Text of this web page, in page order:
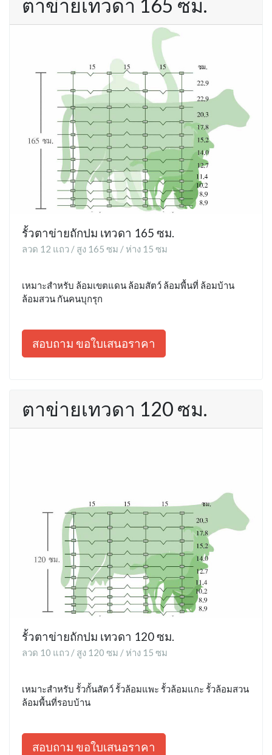
ตาข่ายเทวดา 165 ซม.
รั้วตาข่ายถักปม เทวดา 165 ซม.
ลวด 12 แถว / สูง 165 ซม / ห่าง 15 ซม
เหมาะสำหรับ ล้อมเขตแดน ล้อมสัตว์ ล้อมพื้นที่ ล้อมบ้าน
ล้อมสวน กันคนบุกรุก
สอบถาม ขอใบเสนอราคา
ตาข่ายเทวดา 120 ซม.
รั้วตาข่ายถักปม เทวดา 120 ซม.
ลวด 10 แถว / สูง 120 ซม / ห่าง 15 ซม
เหมาะสำหรับ รั้วกั้นสัตว์ รั้วล้อมแพะ รั้วล้อมแกะ รั้วล้อมสวน
ล้อมพื้นที่รอบบ้าน
สอบถาม ขอใบเสนอราคา